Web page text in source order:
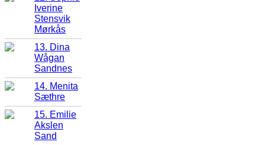
Iverine
Stensvik
Mørkås
13. Dina
Wågan
Sandnes
14. Menita
Sæthre
15. Emilie
Akslen
Sand